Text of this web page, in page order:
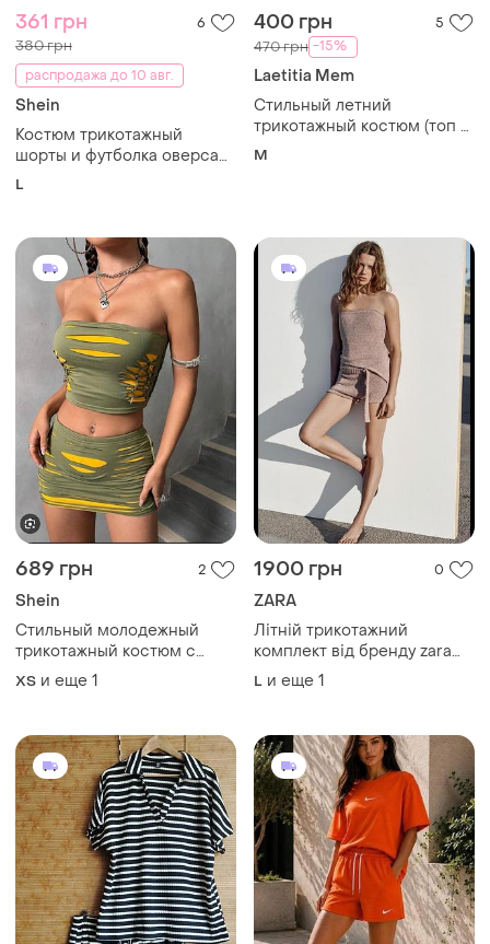
361 грн 6
380 грн
распродажа до 10 авг.
Shein
Костюм трикотажный
шорты и футболка оверсайз
shein
L
400 грн 5
470 грн -15%
Laetitia Mem
Стильный летний
трикотажный костюм (топ +
шорты) laetitia mem в стиле
M
689 грн 2
Shein
Стильный молодежный
трикотажный костюм с
шортами юбочкой
ХS и еще 1
1900 грн 0
ZARA
Літній трикотажний
комплект від бренду zara
пастельно-рожевого /
бежевого кольору
L и еще 1